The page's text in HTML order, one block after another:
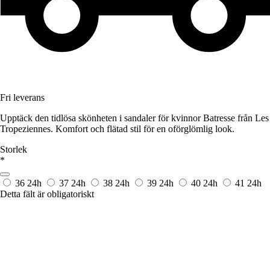
Fri leverans
Upptäck den tidlösa skönheten i sandaler för kvinnor Batresse från Les
Tropeziennes. Komfort och flätad stil för en oförglömlig look.
Storlek
*
36 24h 37 24h 38 24h 39 24h 40 24h 41 24h
Detta fält är obligatoriskt